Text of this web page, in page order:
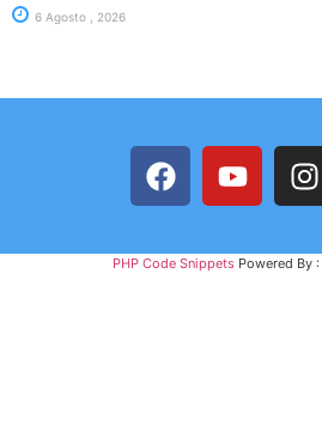
6 Agosto , 2026
PHP Code Snippets Powered By :